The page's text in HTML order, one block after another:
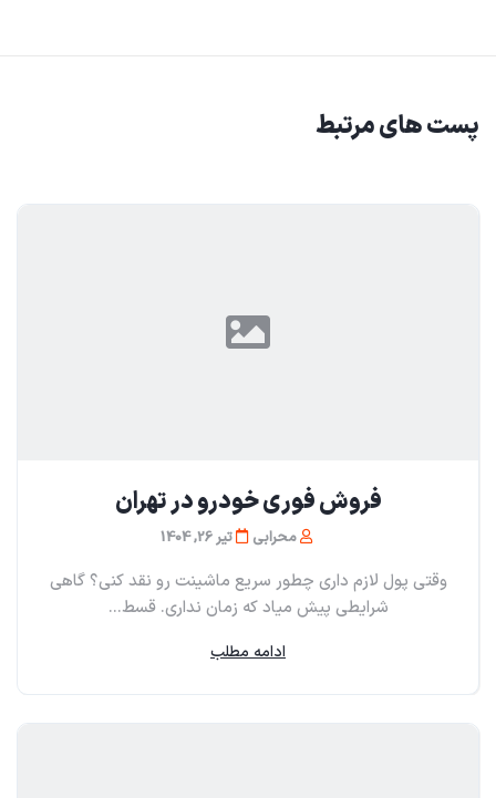
پست های مرتبط
فروش فوری خودرو در تهران
محرابی تیر 26, 1404
وقتی پول لازم داری چطور سریع ماشینت رو نقد کنی؟ گاهی
شرایطی پیش میاد که زمان نداری. قسط...
ادامه مطلب